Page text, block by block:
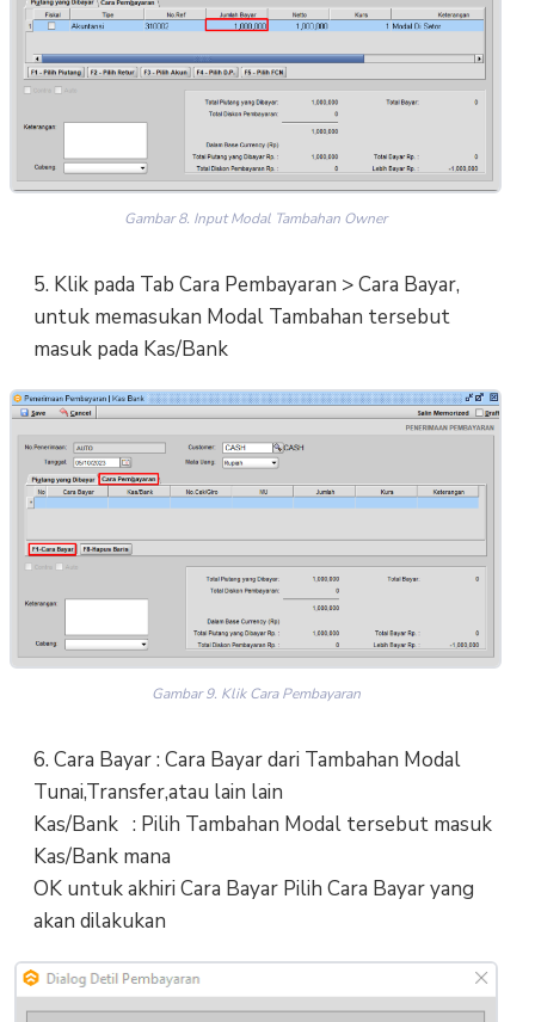
Gambar 8. Input Modal Tambahan Owner
5. Klik pada Tab Cara Pembayaran > Cara Bayar,
untuk memasukan Modal Tambahan tersebut
masuk pada Kas/Bank
Gambar 9. Klik Cara Pembayaran
6. Cara Bayar : Cara Bayar dari Tambahan Modal
Tunai,Transfer,atau lain lain
Kas/Bank : Pilih Tambahan Modal tersebut masuk
Kas/Bank mana
OK untuk akhiri Cara Bayar Pilih Cara Bayar yang
akan dilakukan